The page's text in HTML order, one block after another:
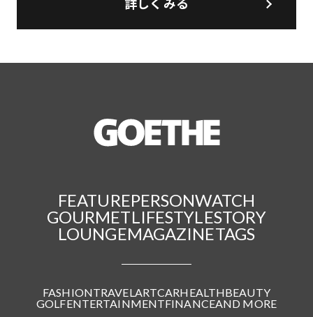
詳しくみる
FEATUREPERSONWATCH
GOURMETLIFESTYLESTORY
LOUNGEMAGAZINETAGS
FASHIONTRAVELARTCARHEALTHBEAUTY
GOLFENTERTAINMENTFINANCEAND MORE